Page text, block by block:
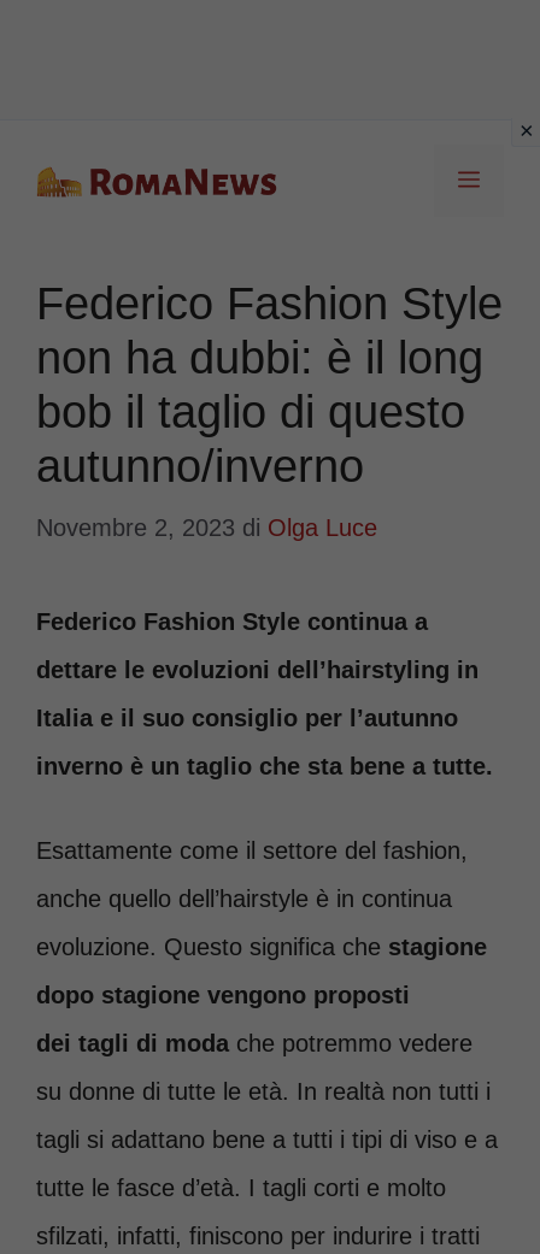
Menu
Federico Fashion Style
non ha dubbi: è il long
bob il taglio di questo
autunno/inverno
Novembre 2, 2023 di Olga Luce
Federico Fashion Style continua a
dettare le evoluzioni dell’hairstyling in
Italia e il suo consiglio per l’autunno
inverno è un taglio che sta bene a tutte.
Esattamente come il settore del fashion,
anche quello dell’hairstyle è in continua
evoluzione. Questo significa che stagione
dopo stagione vengono proposti
dei tagli di moda che potremmo vedere
su donne di tutte le età. In realtà non tutti i
tagli si adattano bene a tutti i tipi di viso e a
tutte le fasce d’età. I tagli corti e molto
sfilzati, infatti, finiscono per indurire i tratti